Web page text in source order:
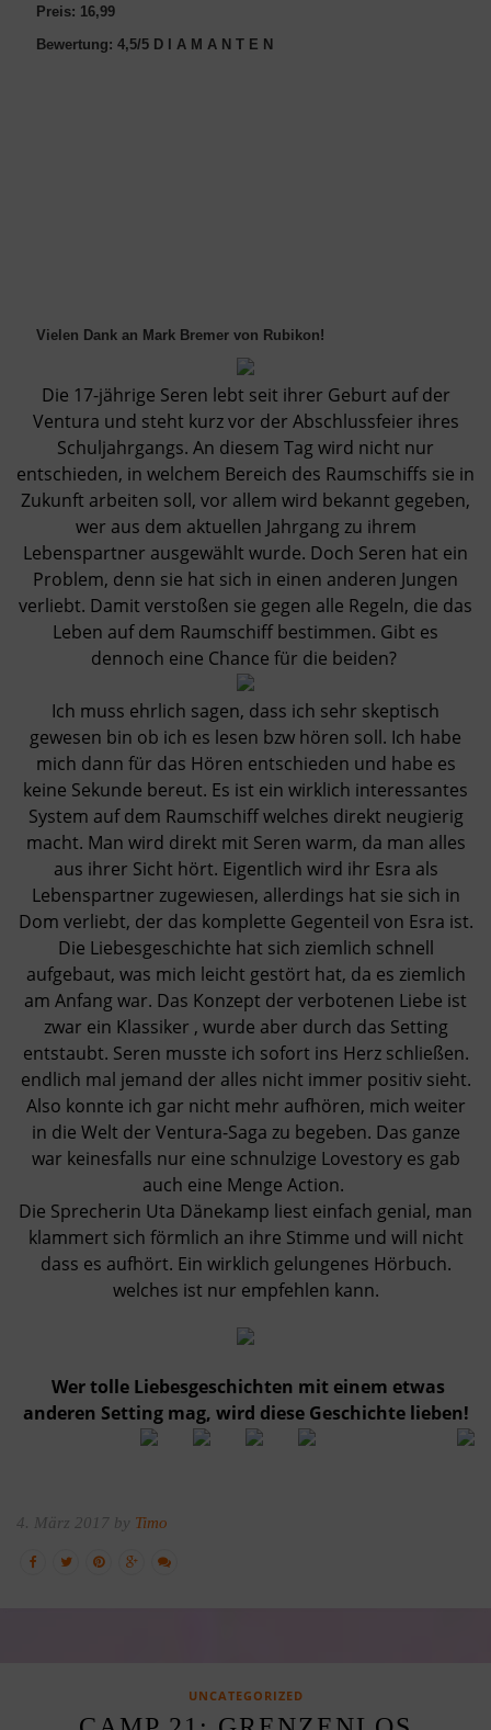
Preis: 16,99
Bewertung: 4,5/5 D I A M A N T E N
Vielen Dank an Mark Bremer von Rubikon!
Die 17-jährige Seren lebt seit ihrer Geburt auf der
Ventura und steht kurz vor der Abschlussfeier ihres
Schuljahrgangs. An diesem Tag wird nicht nur
entschieden, in welchem Bereich des Raumschiffs sie in
Zukunft arbeiten soll, vor allem wird bekannt gegeben,
wer aus dem aktuellen Jahrgang zu ihrem
Lebenspartner ausgewählt wurde. Doch Seren hat ein
Problem, denn sie hat sich in einen anderen Jungen
verliebt. Damit verstoßen sie gegen alle Regeln, die das
Leben auf dem Raumschiff bestimmen. Gibt es
dennoch eine Chance für die beiden?
Ich muss ehrlich sagen, dass ich sehr skeptisch
gewesen bin ob ich es lesen bzw hören soll. Ich habe
mich dann für das Hören entschieden und habe es
keine Sekunde bereut. Es ist ein wirklich interessantes
System auf dem Raumschiff welches direkt neugierig
macht. Man wird direkt mit Seren warm, da man alles
aus ihrer Sicht hört. Eigentlich wird ihr Esra als
Lebenspartner zugewiesen, allerdings hat sie sich in
Dom verliebt, der das komplette Gegenteil von Esra ist.
Die Liebesgeschichte hat sich ziemlich schnell
aufgebaut, was mich leicht gestört hat, da es ziemlich
am Anfang war. Das Konzept der verbotenen Liebe ist
zwar ein Klassiker , wurde aber durch das Setting
entstaubt. Seren musste ich sofort ins Herz schließen.
endlich mal jemand der alles nicht immer positiv sieht.
Also konnte ich gar nicht mehr aufhören, mich weiter
in die Welt der Ventura-Saga zu begeben. Das ganze
war keinesfalls nur eine schnulzige Lovestory es gab
auch eine Menge Action.
Die Sprecherin Uta Dänekamp liest einfach genial, man
klammert sich förmlich an ihre Stimme und will nicht
dass es aufhört. Ein wirklich gelungenes Hörbuch.
welches ist nur empfehlen kann.
Wer tolle Liebesgeschichten mit einem etwas
anderen Setting mag, wird diese Geschichte lieben!
4. März 2017 by Timo
UNCATEGORIZED